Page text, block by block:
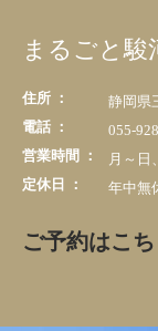
まるごと
住所 ：
静岡県
電話 ：
055-
営業時間 ：
月～日
定休日 ：
年中無
ご予約はこち